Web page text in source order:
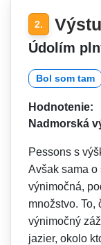
2.
Údolím
Bol som tam
Hodnotenie:
Nadmorská
Pessons s
Avšak sama
výnimočná,
množstvo. To,
výnimočný
jazier, okolo